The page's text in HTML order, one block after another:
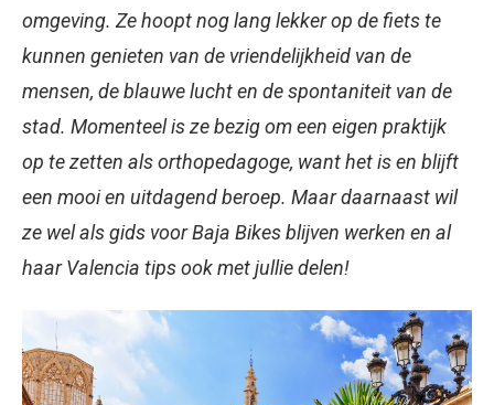
omgeving. Ze hoopt nog lang lekker op de fiets te
kunnen genieten van de vriendelijkheid van de
mensen, de blauwe lucht en de spontaniteit van de
stad. Momenteel is ze bezig om een eigen praktijk
op te zetten als orthopedagoge, want het is en blijft
een mooi en uitdagend beroep. Maar daarnaast wil
ze wel als gids voor Baja Bikes blijven werken en al
haar Valencia tips ook met jullie delen!